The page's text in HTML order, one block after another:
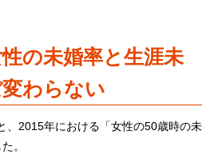
の未婚率と生涯未
わらない
、2015年における「女性の50歳時の未
。